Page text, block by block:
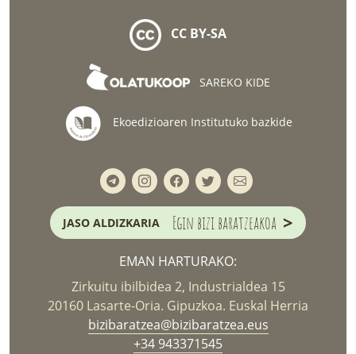
CC BY-SA
SAREKO KIDE
Ekoedizioaren Institutuko bazkide
JASO ALDIZKARIA Egin bizi baratzeakoa >
EMAN HARTURAKO:
Zirkuitu ibilbidea 2, Industrialdea 15
20160 Lasarte-Oria. Gipuzkoa. Euskal Herria
bizibaratzea@bizibaratzea.eus
+34 943371545